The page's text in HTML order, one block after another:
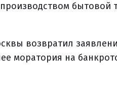
бытовой
возвратил
моратория на